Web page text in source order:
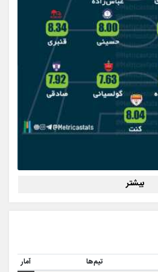
بیشتر
تیم‌ها
آمار